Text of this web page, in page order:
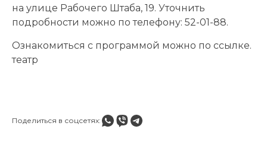
на улице Рабочего Штаба, 19. Уточнить
подробности можно по телефону: 52-01-88.
Ознакомиться с программой можно по ссылке.
театр
Поделиться в соцсетях: